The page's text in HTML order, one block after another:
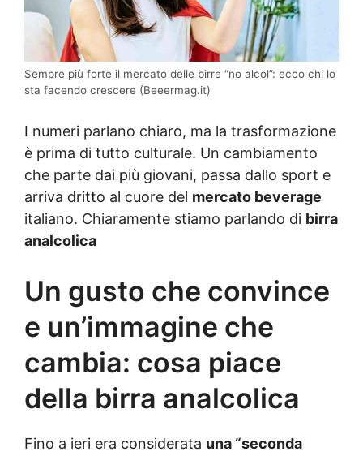
Sempre più forte il mercato delle birre “no alcol”: ecco chi lo
sta facendo crescere (Beeermag.it)
I numeri parlano chiaro, ma la trasformazione
è prima di tutto culturale. Un cambiamento
che parte dai più giovani, passa dallo sport e
arriva dritto al cuore del mercato beverage
italiano. Chiaramente stiamo parlando di birra
analcolica
Un gusto che convince
e un’immagine che
cambia: cosa piace
della birra analcolica
Fino a ieri era considerata una “seconda